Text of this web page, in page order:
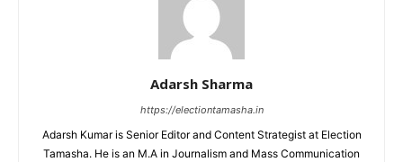
Adarsh Sharma
https://electiontamasha.in
Adarsh Kumar is Senior Editor and Content Strategist at Election
Tamasha. He is an M.A in Journalism and Mass Communication